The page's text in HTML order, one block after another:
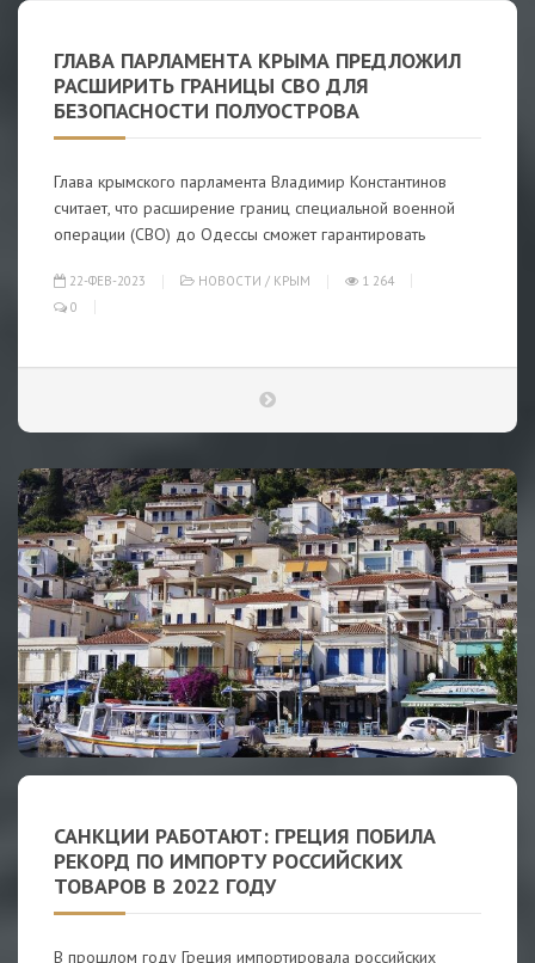
ГЛАВА ПАРЛАМЕНТА КРЫМА ПРЕДЛОЖИЛ
РАСШИРИТЬ ГРАНИЦЫ СВО ДЛЯ
БЕЗОПАСНОСТИ ПОЛУОСТРОВА
Глава крымского парламента Владимир Константинов
считает, что расширение границ специальной военной
операции (СВО) до Одессы сможет гарантировать
22-ФЕВ-2023 НОВОСТИ / КРЫМ
1 264
0
САНКЦИИ РАБОТАЮТ: ГРЕЦИЯ ПОБИЛА
РЕКОРД ПО ИМПОРТУ РОССИЙСКИХ
ТОВАРОВ В 2022 ГОДУ
В прошлом году Греция импортировала российских